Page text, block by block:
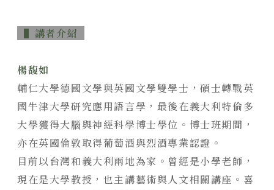
▌講者介紹
楊馥如
輔仁大學德國文學與英國文學雙學士，碩士轉戰英
國牛津大學研究應用語言學，最後在義大利特倫多
大學獲得大腦與神經科學博士學位。博士班期間，
亦在英國倫敦取得葡萄酒與烈酒專業認證。
目前以台灣和義大利兩地為家。曾經是小學老師，
現在是大學教授，也主講藝術與人文相關講座。喜